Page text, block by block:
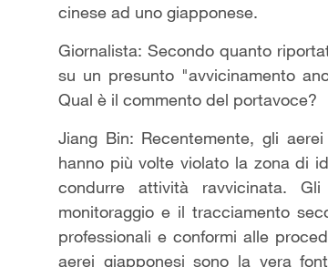
cinese ad uno giapponese.
Giornalista: Secondo quanto
su un presunto "avvicinamento
Qual è il commento del portavoce?
Jiang Bin: Recentemente, gli
hanno più volte violato la zona di
condurre attività ravvicinata.
monitoraggio e il tracciamento
professionali e conformi alle
aerei giapponesi sono la vera